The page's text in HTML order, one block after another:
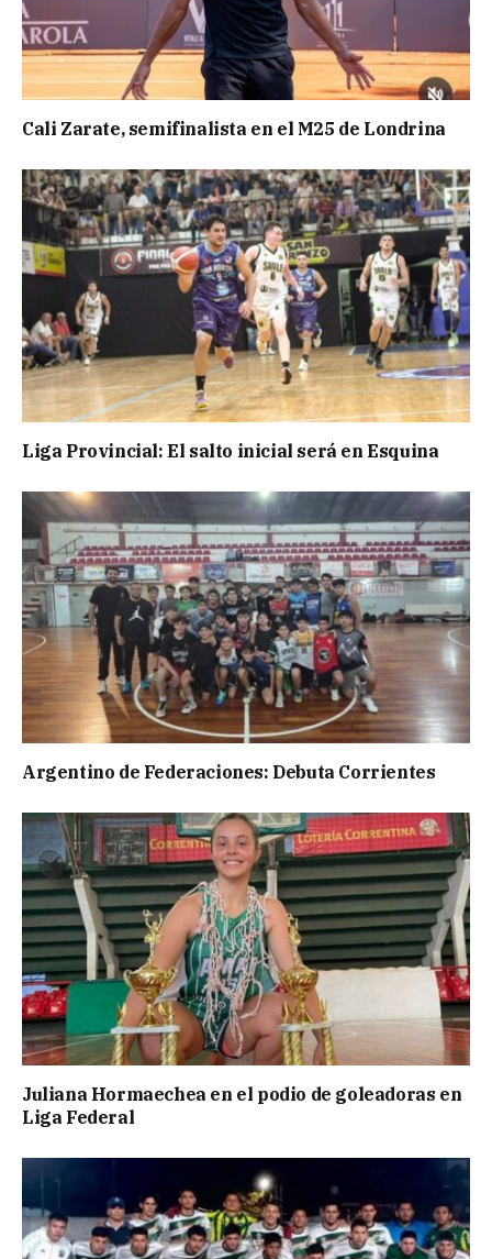
Cali Zarate, semifinalista en el M25 de Londrina
Liga Provincial: El salto inicial será en Esquina
Argentino de Federaciones: Debuta Corrientes
Juliana Hormaechea en el podio de goleadoras en
Liga Federal